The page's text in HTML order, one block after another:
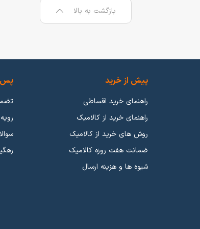
ولی بعد از گذشت چندین سال از تولید اولین گوشی
گوشی موبایل، میتوان به کمپانیسامسونگ،اپلوشیائومی
گوشی بر اساس دوربین،گوشی های ضدآب گوشی های 5G
چقدر پول بدی همونقدر آش میخوری» بهترین مثال میتواند
بازگشت به بالا
پیش از خرید
راهنمای خرید اقساطی
راهنمای خرید از کالامیک
روش های خرید از کالامیک
ضمانت هفت روزه کالامیک
شیوه ها و هزینه ارسال
پس